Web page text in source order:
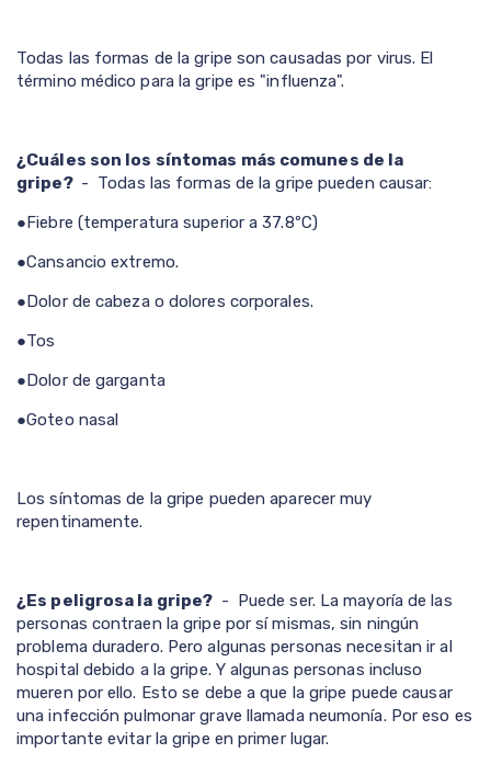
Todas las formas de la gripe son causadas por virus. El
término médico para la gripe es "influenza".
¿Cuáles son los síntomas más comunes de la
gripe? - Todas las formas de la gripe pueden causar:
● Fiebre (temperatura superior a 37.8ºC)
●Cansancio extremo.
● Dolor de cabeza o dolores corporales.
●Tos
●Dolor de garganta
●Goteo nasal
Los síntomas de la gripe pueden aparecer muy
repentinamente.
¿Es peligrosa la gripe? - Puede ser. La mayoría de las
personas contraen la gripe por sí mismas, sin ningún
problema duradero. Pero algunas personas necesitan ir al
hospital debido a la gripe. Y algunas personas incluso
mueren por ello. Esto se debe a que la gripe puede causar
una infección pulmonar grave llamada neumonía. Por eso es
importante evitar la gripe en primer lugar.